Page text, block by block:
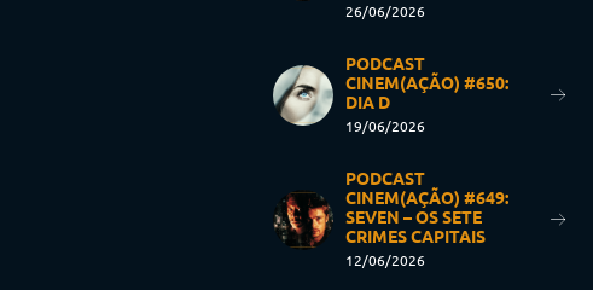
26/06/2026
PODCAST
CINEM(AÇÃO) #650:
DIA D
19/06/2026
PODCAST
CINEM(AÇÃO) #649:
SEVEN – OS SETE
CRIMES CAPITAIS
12/06/2026